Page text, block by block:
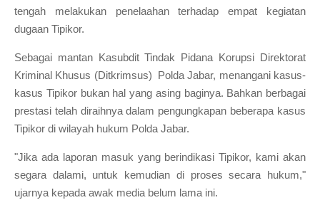
tengah melakukan penelaahan terhadap empat kegiatan
dugaan Tipikor.
Sebagai mantan Kasubdit Tindak Pidana Korupsi Direktorat
Kriminal Khusus (Ditkrimsus) Polda Jabar, menangani kasus-
kasus Tipikor bukan hal yang asing baginya. Bahkan berbagai
prestasi telah diraihnya dalam pengungkapan beberapa kasus
Tipikor di wilayah hukum Polda Jabar.
"Jika ada laporan masuk yang berindikasi Tipikor, kami akan
segara dalami, untuk kemudian di proses secara hukum,"
ujarnya kepada awak media belum lama ini.